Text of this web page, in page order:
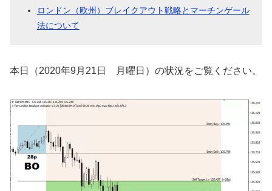
ロンドン（欧州）ブレイクアウト戦略とマーチンゲール
法について
本日（2020年9月21日 月曜日）の状況をご覧ください。